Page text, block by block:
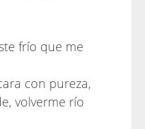
frío que me
con pureza,
volverme río